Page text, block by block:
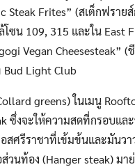
Steak Frites” (สเต็กฟราย
โซน 109, 315 และใน East
Vegan Cheesesteak” (
Light Club
greens) ในเมนู
ซึ่งจะให้ความสดที่กรอบแล
สศรีราชาที่เข้มข้นและมันวา
ส่วนท้อง (Hanger steak) มา